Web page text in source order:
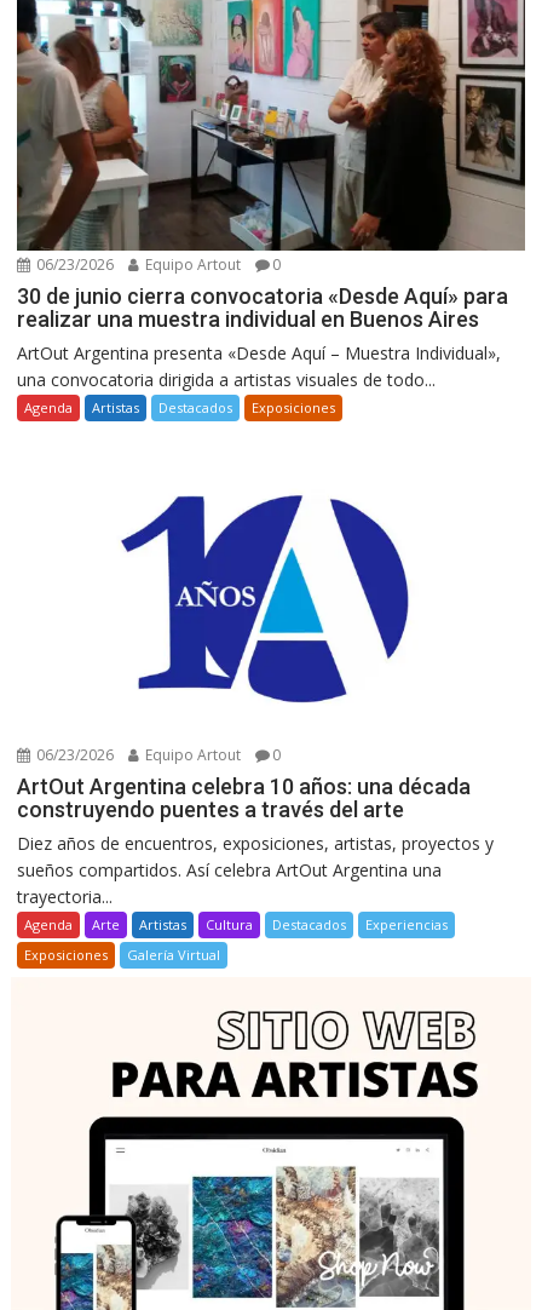
06/23/2026 Equipo Artout 0
30 de junio cierra convocatoria «Desde Aquí» para
realizar una muestra individual en Buenos Aires
ArtOut Argentina presenta «Desde Aquí – Muestra Individual»,
una convocatoria dirigida a artistas visuales de todo...
Agenda Artistas Destacados Exposiciones
06/23/2026 Equipo Artout 0
ArtOut Argentina celebra 10 años: una década
construyendo puentes a través del arte
Diez años de encuentros, exposiciones, artistas, proyectos y
sueños compartidos. Así celebra ArtOut Argentina una
trayectoria...
Agenda Arte Artistas Cultura Destacados
Experiencias
Exposiciones
Galería Virtual